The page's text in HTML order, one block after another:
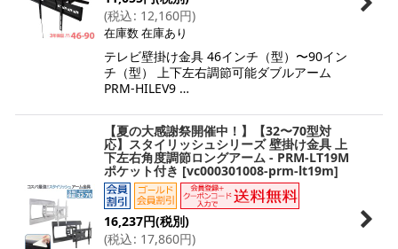
(税込: 12,160円)
在庫数 在庫あり
テレビ壁掛け金具 46インチ（型）〜90イン
チ（型） 上下左右調節可能ダブルアーム
PRM-HILEV9 …
【夏の大感謝祭開催中！】【32〜70型対
応】スタイリッシュシリーズ 壁掛け金具 上
下左右角度調節ロングアーム - PRM-LT19M
ポケット付き [vc000301008-prm-lt19m]
16,237円(税別)
(税込: 17,860円)